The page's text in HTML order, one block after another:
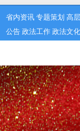
省内资讯 专题策划 高
公告 政法工作 政法文化